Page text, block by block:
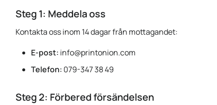
Steg 1: Meddela oss
Kontakta oss inom 14 dagar från mottagandet:
E-post: info@printonion.com
Telefon: 079-347 38 49
Steg 2: Förbered försändelsen